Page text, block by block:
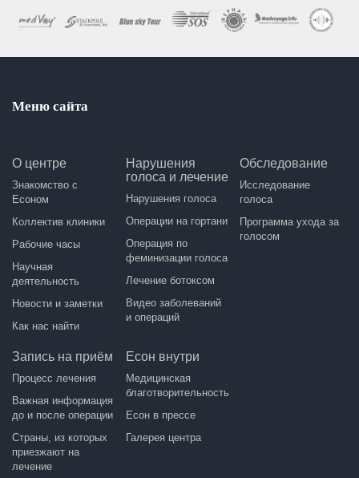
Меню сайта
О центре
Знакомство с
Есоном
Коллектив клиники
Рабочие часы
Научная
деятельность
Новости и заметки
Как нас найти
Нарушения
голоса и лечение
Нарушения голоса
Операции на гортани
Операция по
феминизации голоса
Лечение ботоксом
Видео заболеваний
и операций
Обследование
Исследование
голоса
Программа ухода за
голосом
Запись на приём
Процесс лечения
Важная информация
до и после операции
Страны, из которых
приезжают на
лечение
Есон внутри
Медицинская
благотворительность
Есон в прессе
Галерея центра